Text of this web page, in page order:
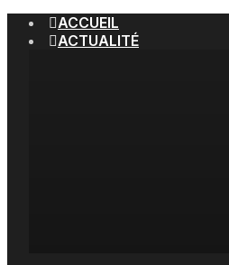
ACCUEIL
ACTUALITÉ